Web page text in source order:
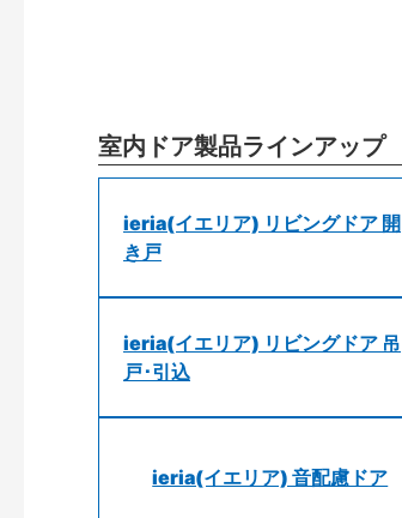
室内ドア製品ラインアップ
ieria(イエリア) リビングドア 開
き戸
ieria(イエリア) リビングドア 吊
戸･引込
ieria(イエリア) 音配慮ドア